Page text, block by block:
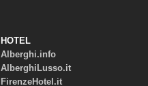
HOTEL
Alberghi.info
AlberghiLusso.it
FirenzeHotel.it